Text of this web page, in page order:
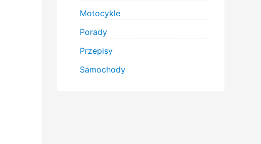
Motocykle
Porady
Przepisy
Samochody